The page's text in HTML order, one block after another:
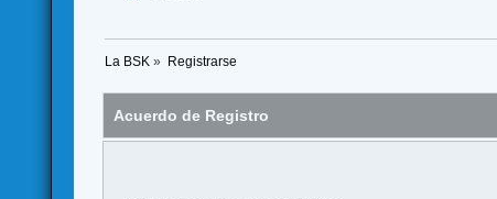
La BSK » Registrarse
Acuerdo de Registro